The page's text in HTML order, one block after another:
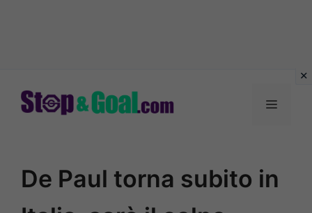
Menu
De Paul torna subito in